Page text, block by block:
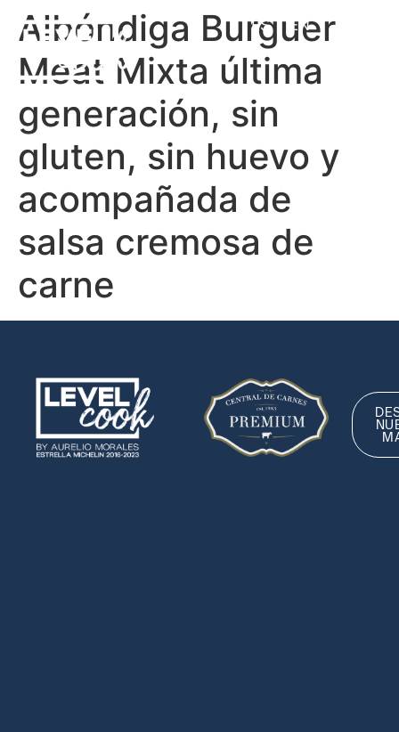
ES EN
Albóndiga Burguer
Meat Mixta última
generación, sin
gluten, sin huevo y
acompañada de
salsa cremosa de
carne